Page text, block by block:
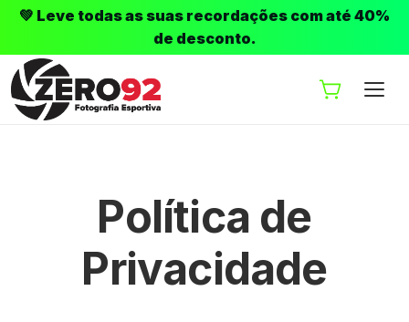
💚 Leve todas as suas recordações com até 40%
de desconto.
Política de
Privacidade